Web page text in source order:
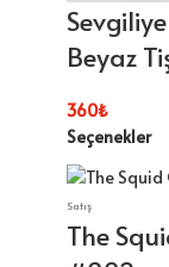
Beyaz
360₺
Seçenekler
Satış
The